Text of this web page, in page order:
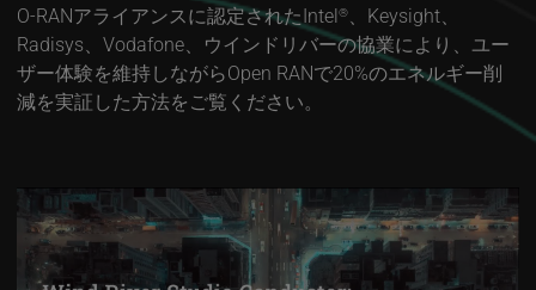
O-RANアライアンスに認定されたIntel®、Keysight、
Radisys、Vodafone、ウインドリバーの協業により、ユー
ザー体験を維持しながらOpen RANで20%のエネルギー削
減を実証した方法をご覧ください。